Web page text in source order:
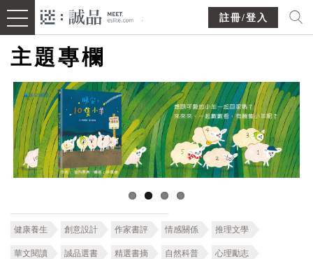
註冊/登入
主題專欄
健康養生 創意設計 作家書評 情感關係 推理文學
華文閱讀 誠品選書 精選書摘 自然科普 心理勵志